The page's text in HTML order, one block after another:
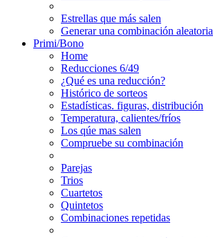
Estrellas que más salen
Generar una combinación aleatoria
Primi/Bono
Home
Reducciones 6/49
¿Qué es una reducción?
Histórico de sorteos
Estadísticas. figuras, distribución
Temperatura, calientes/fríos
Los qúe mas salen
Compruebe su combinación
Parejas
Trios
Cuartetos
Quintetos
Combinaciones repetidas